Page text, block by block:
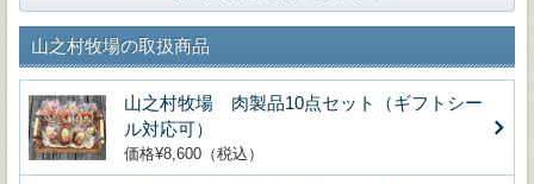
山之村牧場の取扱商品
山之村牧場 肉製品10点セット（ギフトシー
ル対応可）
価格¥8,600（税込）